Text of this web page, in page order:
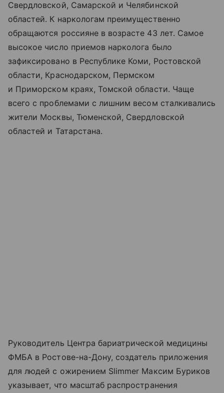
Свердловской, Самарской и Челябинской
областей. К наркологам преимущественно
обращаются россияне в возрасте 43 лет. Самое
высокое число приемов нарколога было
зафиксировано в Республике Коми, Ростовской
области, Краснодарском, Пермском
и Приморском краях, Томской области. Чаще
всего с проблемами с лишним весом сталкивались
жители Москвы, Тюменской, Свердловской
областей и Татарстана.
Руководитель Центра бариатрической медицины
ФМБА в Ростове-на-Дону, создатель приложения
для людей с ожирением Slimmer Максим Буриков
указывает, что масштаб распространения